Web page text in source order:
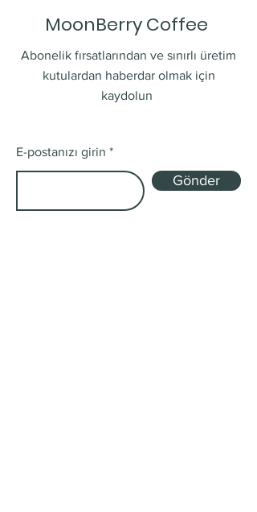
MoonBerry Coffee
Abonelik fırsatlarından ve sınırlı üretim
kutulardan haberdar olmak için
kaydolun
E-postanızı girin
Gönder